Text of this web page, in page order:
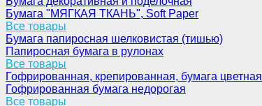
Бумага "МЯГКАЯ ТКАНЬ", Soft Paper
Все товары
Бумага папиросная шелковистая (тишью)
Папиросная бумага в рулонах
Все товары
Гофрированная, крепированная, бумага цветная
Гофрированная бумага недорогая
Все товары